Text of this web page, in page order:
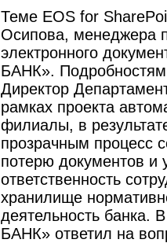
Теме EOS for
Осипова, менеджера
электронного
БАНК».
Директор
рамках проекта
филиалы, в
прозрачным процесс
потерю документов и
ответственность
хранилище
деятельность банка.
БАНК» ответил на